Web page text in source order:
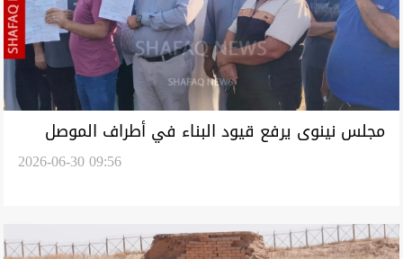
مجلس نينوى يرفع قيود البناء في أطراف الموصل
2026-06-30 09:56